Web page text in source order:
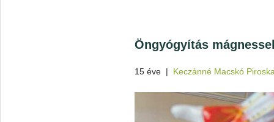
Öngyógyítás
15 éve | Keczánné Macskó